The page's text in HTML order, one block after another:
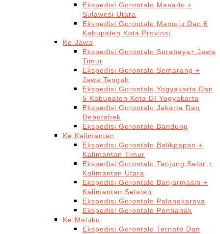
Ekspedisi Gorontalo Manado +
Sulawesi Utara
Ekspedisi Gorontalo Mamuju Dan 6
Kabupaten Kota Provinsi
Ke Jawa
Ekspedisi Gorontalo Surabaya+ Jawa
Timur
Ekspedisi Gorontalo Semarang +
Jawa Tengah
Ekspedisi Gorontalo Yogyakarta Dan
5 Kabupaten Kota DI Yogyakarta
Ekspedisi Gorontalo Jakarta Dan
Debotabek
Ekspedisi Gorontalo Bandung
Ke Kalimantan
Ekspedisi Gorontalo Balikpapan +
Kalimantan Timur
Ekspedisi Gorontalo Tanjung Selor +
Kalimantan Utara
Ekspedisi Gorontalo Banjarmasin +
Kalimantan Selatan
Ekspedisi Gorontalo Palangkaraya
Ekspedisi Gorontalo Pontianak
Ke Maluku
Ekspedisi Gorontalo Ternate Dan